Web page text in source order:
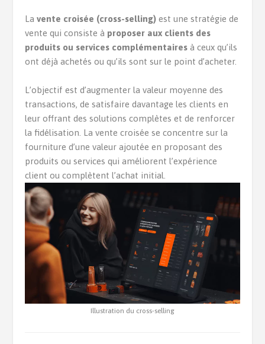
Lavente croisée (cross-selling) est une stratégie de
vente qui consiste à proposer aux clients des
produits ou services complémentairesà ceux qu’ils
ont déjà achetés ou qu’ils sont sur le point d’acheter.
L’objectif est d’augmenter la valeur moyenne des
transactions, de satisfaire davantage les clients en
leur offrant des solutions complètes et de renforcer
la fidélisation. La vente croisée se concentre sur la
fourniture d’une valeur ajoutée en proposant des
produits ou services qui améliorent l’expérience
client ou complètent l’achat initial.
Illustration du cross-selling